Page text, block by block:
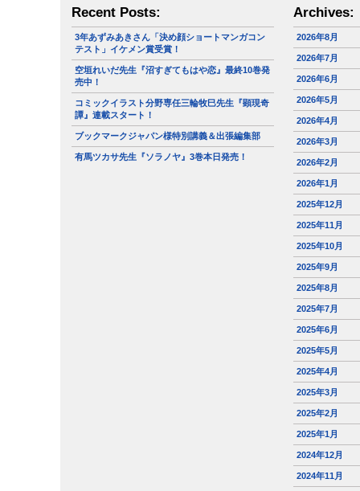
Recent Posts:
3年あずみあきさん「決め顔ショートマンガコン
テスト」イケメン賞受賞！
空垣れいだ先生『沼すぎてもはや恋』最終10巻発
売中！
コミックイラスト分野専任三輪牧巳先生『顕現奇
譚』連載スタート！
ブックマークジャパン様特別講義＆出張編集部
有馬ツカサ先生『ソラノヤ』3巻本日発売！
Archives:
2026年8月
2026年7月
2026年6月
2026年5月
2026年4月
2026年3月
2026年2月
2026年1月
2025年12月
2025年11月
2025年10月
2025年9月
2025年8月
2025年7月
2025年6月
2025年5月
2025年4月
2025年3月
2025年2月
2025年1月
2024年12月
2024年11月